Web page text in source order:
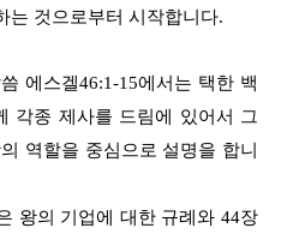
는 것으로부터 시작합니다.
에스겔46:1-15에서는 택한 백
각종 제사를 드림에 있어서 그
역할을 중심으로 설명을 합니
왕의 기업에 대한 규례와 44장